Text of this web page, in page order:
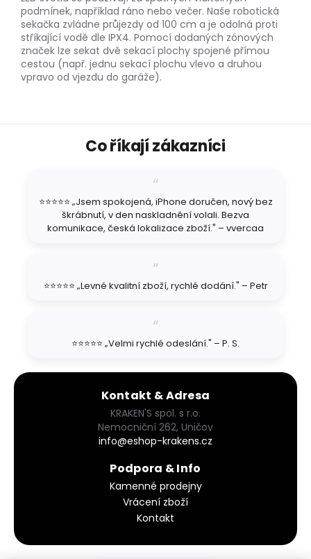
podmínek, například ráno nebo večer. Naše robotická
sekačka zvládne průjezdy od 100 cm a je odolná proti
stříkající vodě dle IPX4. Pomocí dodaných zónových
značek lze sekat dvě sekací plochy spojené přímou
cestou (např. jednu sekací plochu vlevo a druhou
vpravo od vjezdu do garáže).
Co říkají zákazníci
⭐⭐⭐⭐⭐ „Jsem spokojená, iPhone doručen, nový bez
škrábnutí, v den naskladnění volali. Bezva
komunikace, česká lokalizace zboží." – vvercaa
⭐⭐⭐⭐⭐ „Levné kvalitní zboží, rychlé dodání." – Petr
⭐⭐⭐⭐⭐ „Velmi rychlé odeslání." – P. S.
Kontakt & Adresa
KRAKEN'S spol. s r.o.
Nemocniční 262, Uničov
info@eshop-krakens.cz
Podpora & Info
Kamenné prodejny
Vrácení zboží
Kontakt